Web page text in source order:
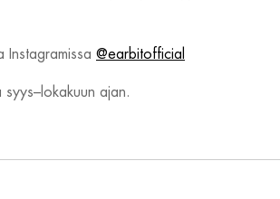
Instagramissa @earbitofficial
syys–lokakuun ajan.